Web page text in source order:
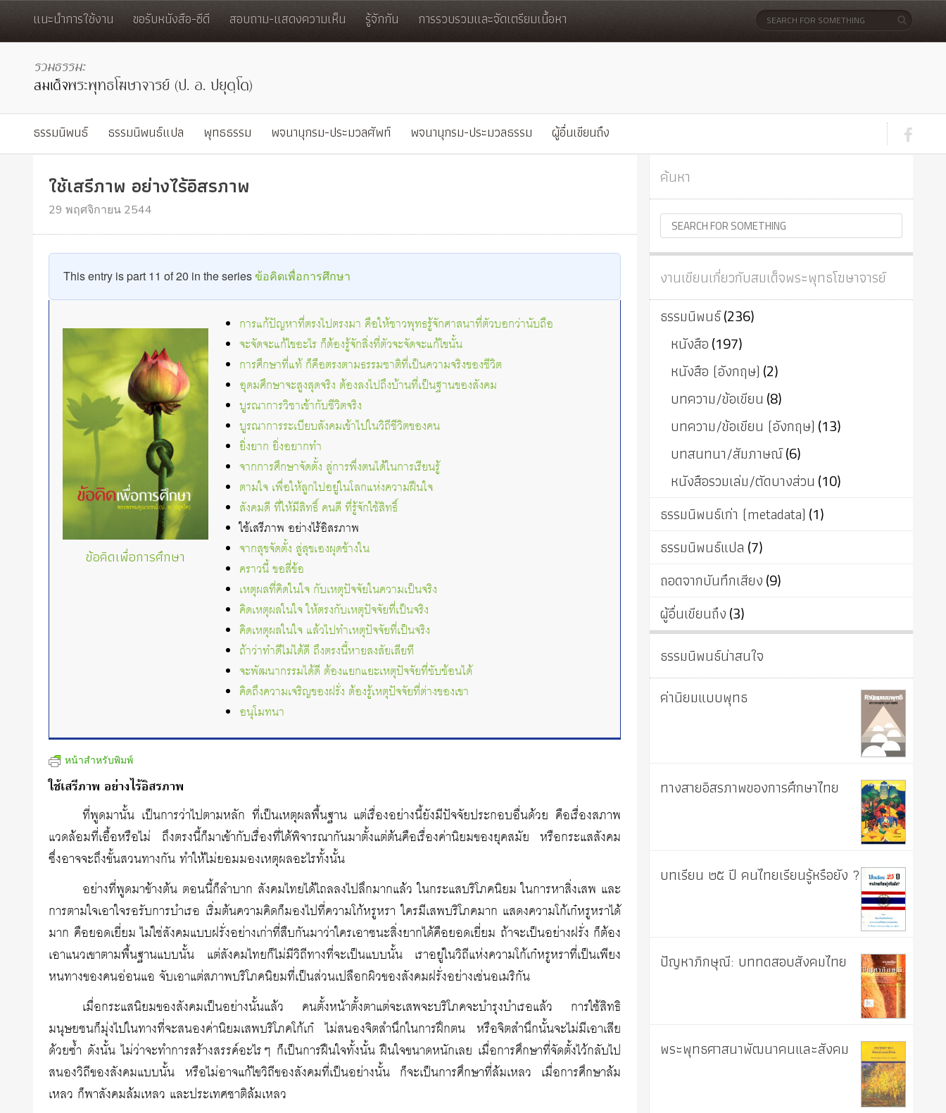
แนะนำการใช้งาน ขอรับหนังสือ-ซีดี สอบถาม-แสดงความเห็น รู้จักกัน การรวบรวมและจัดเตรียมเนื้อหา
ธรรมนิพนธ์ ธรรมนิพนธ์แปล พุทธธรรม พจนานุกรม-ประมวลศัพท์ พจนานุกรม-ประมวลธรรม ผู้อื่นเขียนถึง
ใช้เสรีภาพ อย่างไร้อิสรภาพ
29 พฤศจิกายน 2544
This entry is part 11 of 20 in the seriesข้อคิดเพื่อการศึกษา
ข้อคิดเพื่อการศึกษา
การแก้ปัญหาที่ตรงไปตรงมา คือให้ชาวพุทธรู้จักศาสนาที่ตัวบอกว่านับถือ
จะจัดจะแก้ไขอะไร ก็ต้องรู้จักสิ่งที่ตัวจะจัดจะแก้ไขนั้น
การศึกษาที่แท้ ก็คือตรงตามธรรมชาติที่เป็นความจริงของชีวิต
อุดมศึกษาจะสูงสุดจริง ต้องลงไปถึงบ้านที่เป็นฐานของสังคม
บูรณาการวิชาเข้ากับชีวิตจริง
บูรณาการระเบียบสังคมเข้าไปในวิถีชีวิตของคน
ยิ่งยาก ยิ่งอยากทำ
จากการศึกษาจัดตั้ง สู่การพึ่งตนได้ในการเรียนรู้
ตามใจ เพื่อให้ลูกไปอยู่ในโลกแห่งความฝืนใจ
สังคมดี ที่ให้มีสิทธิ์ คนดี ที่รู้จักใช้สิทธิ์
ใช้เสรีภาพ อย่างไร้อิสรภาพ
จากสุขจัดตั้ง สู่สุขเองผุดข้างใน
คราวนี้ ขอสี่ข้อ
เหตุผลที่คิดในใจ กับเหตุปัจจัยในความเป็นจริง
คิดเหตุผลในใจ ให้ตรงกับเหตุปัจจัยที่เป็นจริง
คิดเหตุผลในใจ แล้วไปทำเหตุปัจจัยที่เป็นจริง
ถ้าว่าทำดีไม่ได้ดี ถึงตรงนี้หายสงสัยเสียที
จะพัฒนากรรมได้ดี ต้องแยกแยะเหตุปัจจัยที่ซับซ้อนได้
คิดถึงความเจริญของฝรั่ง ต้องรู้เหตุปัจจัยที่ต่างของเขา
อนุโมทนา
หน้าสำหรับพิมพ์
ใช้เสรีภาพ อย่างไร้อิสรภาพ
ที่พูดมานั้น เป็นการว่าไปตามหลัก ที่เป็นเหตุผลพื้นฐาน แต่เรื่องอย่างนี้ยังมีปัจจัยประกอบอื่นด้วย คือเรื่องสภาพ
แวดล้อมที่เอื้อหรือไม่ ถึงตรงนี้ก็มาเข้ากับเรื่องที่ได้พิจารณากันมาตั้งแต่ต้นคือเรื่องค่านิยมของยุคสมัย หรือกระแสสังคม
ซึ่งอาจจะถึงขั้นสวนทางกัน ทำให้ไม่ยอมมองเหตุผลอะไรทั้งนั้น
อย่างที่พูดมาข้างต้น ตอนนี้ก็ลำบาก สังคมไทยได้ไถลลงไปลึกมากแล้ว ในกระแสบริโภคนิยม ในการหาสิ่งเสพ และ
การตามใจเอาใจรอรับการบำเรอ เริ่มต้นความคิดก็มองไปที่ความโก้หรูหรา ใครมีเสพบริโภคมาก แสดงความโก้เก๋หรูหราได้
มาก คือยอดเยี่ยม ไม่ใช่สังคมแบบฝรั่งอย่างเก่าที่สืบกันมาว่าใครเอาชนะสิ่งยากได้คือยอดเยี่ยม ถ้าจะเป็นอย่างฝรั่ง ก็ต้อง
เอาแนวเขาตามพื้นฐานแบบนั้น แต่สังคมไทยก็ไม่มีวิถีทางที่จะเป็นแบบนั้น เราอยู่ในวิถีแห่งความโก้เก๋หรูหราที่เป็นเพียง
หนทางของคนอ่อนแอ จับเอาแต่สภาพบริโภคนิยมที่เป็นส่วนเปลือกผิวของสังคมฝรั่งอย่างเช่นอเมริกัน
เมื่อกระแสนิยมของสังคมเป็นอย่างนั้นแล้ว คนตั้งหน้าตั้งตาแต่จะเสพจะบริโภคจะบำรุงบำเรอแล้ว การใช้สิทธิ
มนุษยชนก็มุ่งไปในทางที่จะสนองค่านิยมเสพบริโภคโก้เก๋ ไม่สนองจิตสำนึกในการฝึกตน หรือจิตสำนึกนั้นจะไม่มีเอาเสีย
ด้วยซ้ำ ดังนั้น ไม่ว่าจะทำการสร้างสรรค์อะไรๆ ก็เป็นการฝืนใจทั้งนั้น ฝืนใจขนาดหนักเลย เมื่อการศึกษาที่จัดตั้งไว้กลับไป
สนองวิถีของสังคมแบบนั้น หรือไม่อาจแก้ไขวิถีของสังคมที่เป็นอย่างนั้น ก็จะเป็นการศึกษาที่ล้มเหลว เมื่อการศึกษาล้ม
เหลว ก็พาสังคมล้มเหลว และประเทศชาติล้มเหลว
ค้นหา
งานเขียนเกี่ยวกับสมเด็จพระพุทธโฆษาจารย์
ธรรมนิพนธ์(236)
หนังสือ(197)
หนังสือ (อังกฤษ) (2)
บทความ/ข้อเขียน (8)
บทความ/ข้อเขียน (อังกฤษ) (13)
บทสนทนา/สัมภาษณ์(6)
หนังสือรวมเล่ม/ตัดบางส่วน (10)
ธรรมนิพนธ์เก่า (metadata) (1)
ธรรมนิพนธ์แปล (7)
ถอดจากบันทึกเสียง(9)
ผู้อื่นเขียนถึง(3)
ธรรมนิพนธ์น่าสนใจ
ค่านิยมแบบพุทธ
ทางสายอิสรภาพของการศึกษาไทย
บทเรียน ๒๕ ปี คนไทยเรียนรู้หรือยัง ?
ปัญหาภิกษุณี: บททดสอบสังคมไทย
พระพุทธศาสนาพัฒนาคนและสังคม